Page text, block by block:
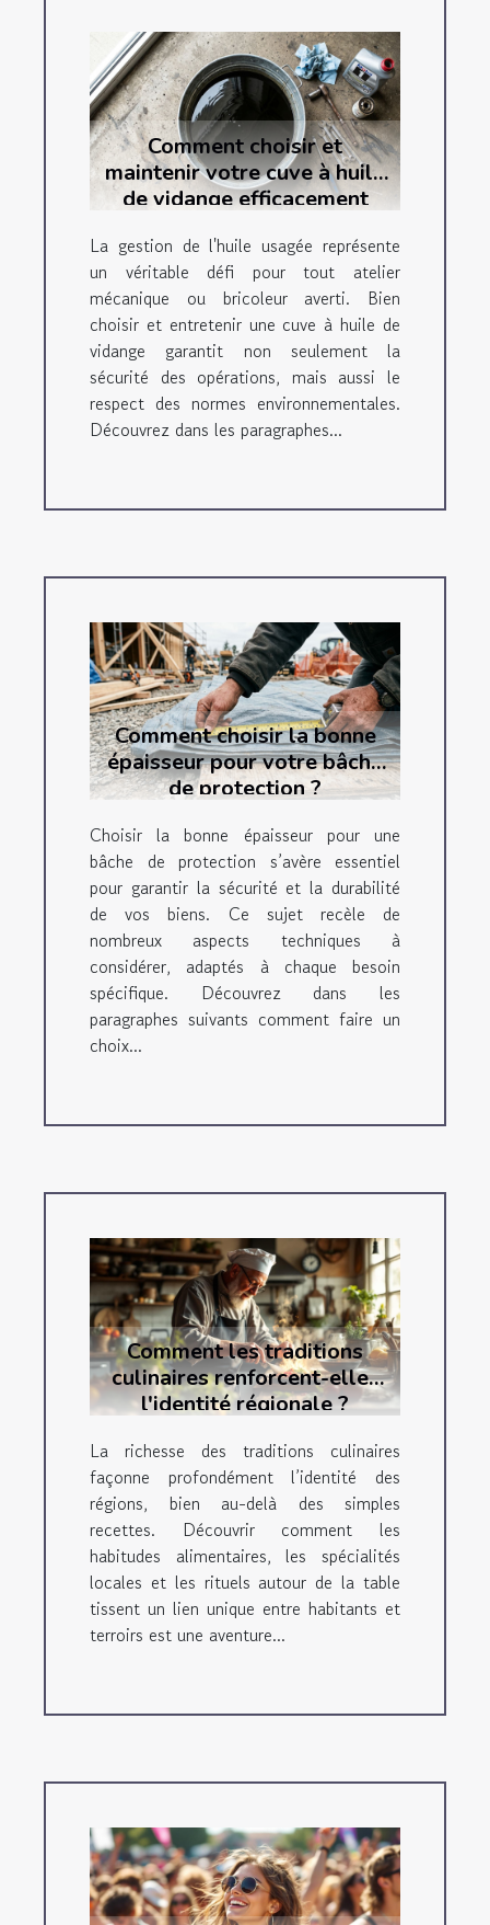
Comment choisir et
maintenir votre cuve à huile
de vidange efficacement
La gestion de l'huile usagée représente
un véritable défi pour tout atelier
mécanique ou bricoleur averti. Bien
choisir et entretenir une cuve à huile de
vidange garantit non seulement la
sécurité des opérations, mais aussi le
respect des normes environnementales.
Découvrez dans les paragraphes...
Comment choisir la bonne
épaisseur pour votre bâche
de protection ?
Choisir la bonne épaisseur pour une
bâche de protection s’avère essentiel
pour garantir la sécurité et la durabilité
de vos biens. Ce sujet recèle de
nombreux aspects techniques à
considérer, adaptés à chaque besoin
spécifique. Découvrez dans les
paragraphes suivants comment faire un
choix...
Comment les traditions
culinaires renforcent-elles
l'identité régionale ?
La richesse des traditions culinaires
façonne profondément l’identité des
régions, bien au-delà des simples
recettes. Découvrir comment les
habitudes alimentaires, les spécialités
locales et les rituels autour de la table
tissent un lien unique entre habitants et
terroirs est une aventure...